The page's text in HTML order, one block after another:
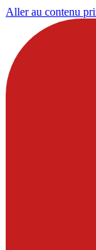
Aller au contenu